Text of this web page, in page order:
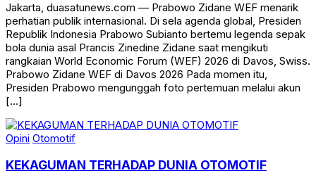
Jakarta, duasatunews.com — Prabowo Zidane WEF menarik
perhatian publik internasional. Di sela agenda global, Presiden
Republik Indonesia Prabowo Subianto bertemu legenda sepak
bola dunia asal Prancis Zinedine Zidane saat mengikuti
rangkaian World Economic Forum (WEF) 2026 di Davos, Swiss.
Prabowo Zidane WEF di Davos 2026 Pada momen itu,
Presiden Prabowo mengunggah foto pertemuan melalui akun
[…]
Opini Otomotif
KEKAGUMAN TERHADAP DUNIA OTOMOTIF